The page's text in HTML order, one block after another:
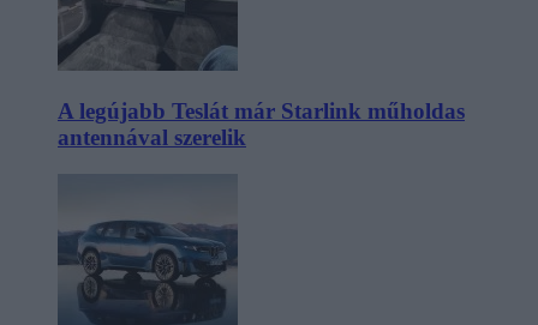
A legújabb Teslát már Starlink műholdas
antennával szerelik